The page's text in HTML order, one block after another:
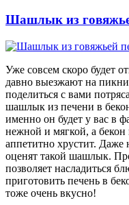
Шашлык из
Уже совсем скоро будет
давно выезжают на
поделиться с вами
шашлык из печени в
именно он будет у вас в
нежной и мягкой, а бекон
аппетитно хрустит. Даже
оценят такой шашлык.
позволяет насладиться
приготовить печень в
тоже очень вкусно!